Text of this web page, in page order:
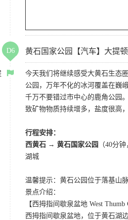
D6 黄石国家公园【汽车】大提
今天我们将继续感受大黄石生态
公园，万年不化的冰河覆盖在巍
千万不要错过市中心的鹿角公园
致矿物物质持续增多，盐度很高
行程安排：
西黄石 → 黄石国家公园
（40分
湖城
温馨提示：黄石公园位于落基山
景点介绍：
【西拇指间歇泉盆地 West Thumb
西拇指间歇泉盆地，位于黄石湖